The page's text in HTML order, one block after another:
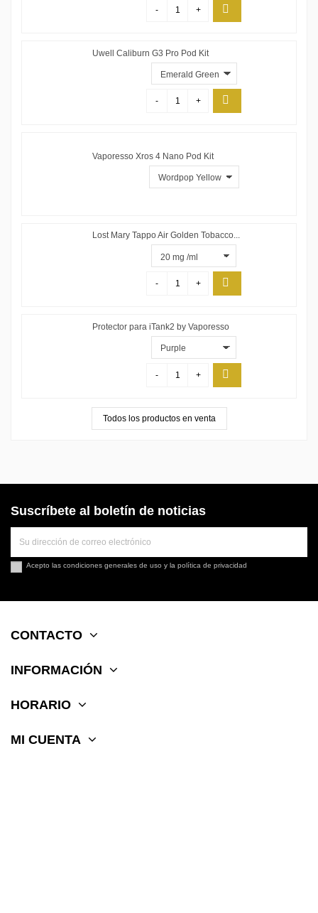
- +
Uwell Caliburn G3 Pro Pod Kit
- +
Vaporesso Xros 4 Nano Pod Kit
Lost Mary Tappo Air Golden Tobacco...
- +
Protector para iTank2 by Vaporesso
- +
Todos los productos en venta
Suscríbete al boletín de noticias
Acepto las condiciones generales de uso y la política de privacidad
CONTACTO
INFORMACIÓN
HORARIO
MI CUENTA